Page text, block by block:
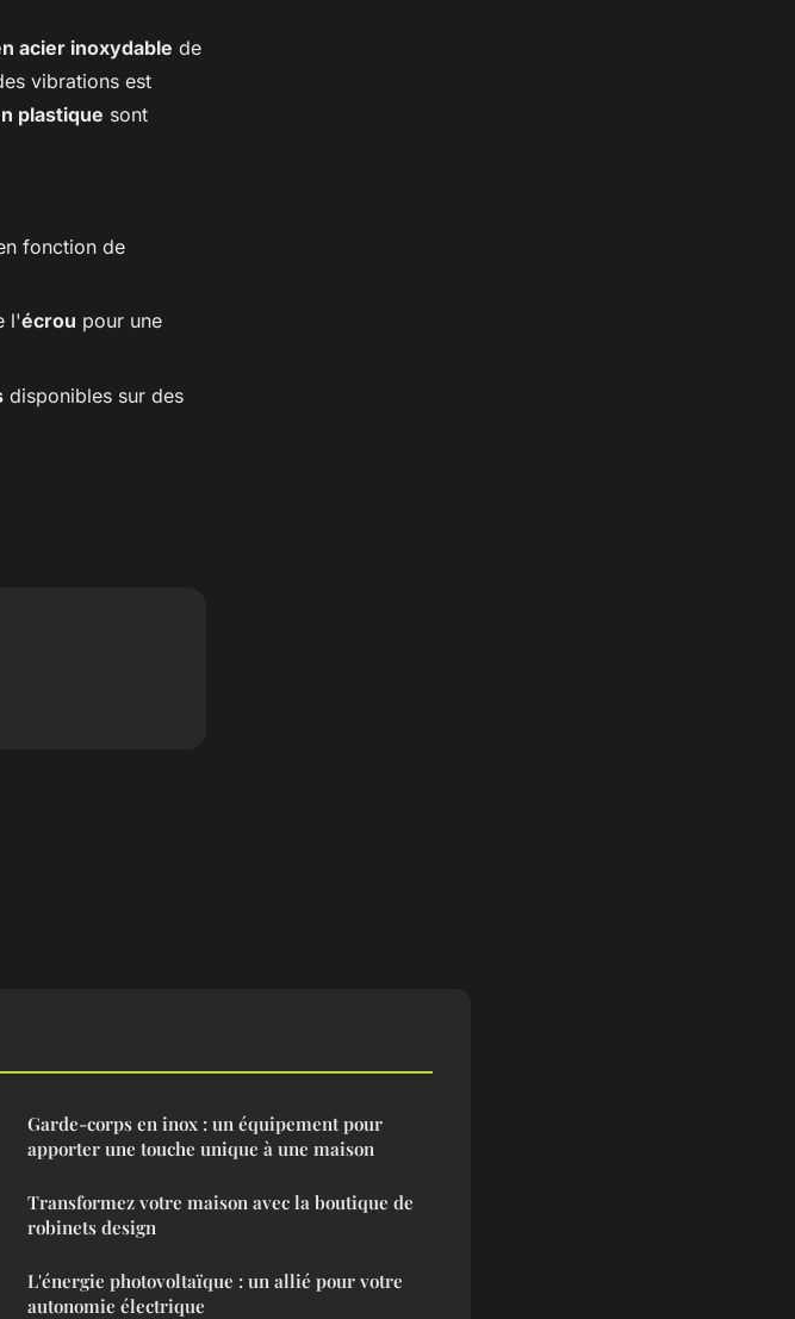
acier inoxydable de
vibrations est
plastique sont
fonction de
l'écrou pour une
disponibles sur des
Garde-corps en inox : un équipement pour
apporter une touche unique à une maison
Transformez votre maison avec la boutique de
robinets design
L'énergie photovoltaïque : un allié pour votre
autonomie électrique